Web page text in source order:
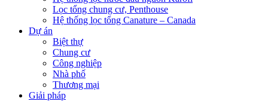
Lọc tổng chung cư, Penthouse
Hệ thống lọc tổng Canature – Canada
Dự án
Biệt thự
Chung cư
Công nghiệp
Nhà phố
Thương mại
Giải pháp